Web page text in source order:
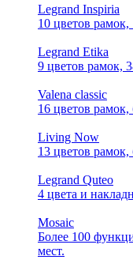
Legrand Inspiria
10 цветов
Legrand Etika
9 цветов рамок,
Valena classic
16 цветов
Living Now
13 цветов
Legrand Quteo
4 цвета и
Mosaic
Более 100
мест.